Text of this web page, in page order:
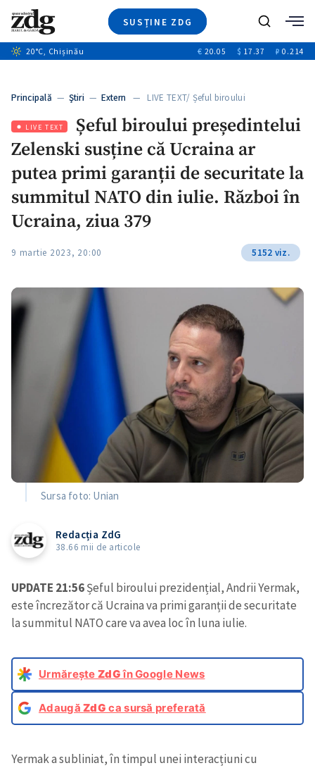
SUSȚINE ZDG
Ştiri
+7
Special
+1
Blog
+2
ZdGust
Caută
20°C, Chișinău € 20.05 $ 17.37 ₽ 0.214
Principală — Ştiri — Extern — LIVE TEXT/ Șeful biroului
LIVE TEXT
Șeful biroului președintelui
Zelenski susține că Ucraina ar
putea primi garanții de securitate la
summitul NATO din iulie. Război în
Ucraina, ziua 379
9 martie 2023, 20:00 5152 viz.
Sursa foto: Unian
Redacția ZdG
38.66 mii de articole
UPDATE 21:56Șeful biroului prezidențial, Andrii Yermak,
este încrezător că Ucraina va primi garanții de securitate
la summitul NATO care va avea loc în luna iulie.
Urmărește ZdGîn Google News
AdaugăZdG ca sursă preferată
Yermak a subliniat, în timpul unei interacțiuni cu